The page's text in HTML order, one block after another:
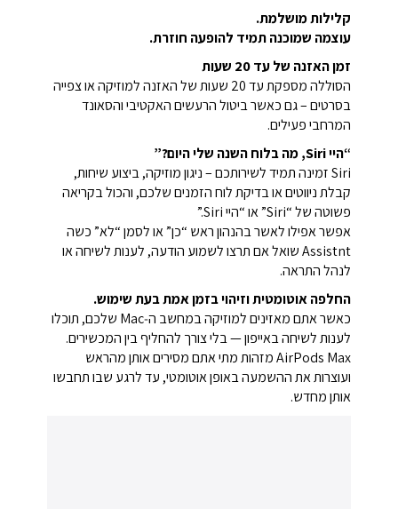
קלילות מושלמת.
עוצמה שמוכנה תמיד להופעה חוזרת.
זמן האזנה של עד 20 שעות
הסוללה מספקת עד 20 שעות של האזנה למוזיקה או צפייה
בסרטים – גם כאשר ביטול הרעשים האקטיבי והסאונד
המרחבי פעילים.
“היי Siri, מה בלוח השנה שלי היום?”
Siri זמינה תמיד לשירותכם – ניגון מוזיקה, ביצוע שיחות,
קבלת ניווטים או בדיקת לוח הזמנים שלכם, והכול בקריאה
פשוטה של “Siri” או “היי Siri.”
אפשר אפילו לאשר בהנהון ראש “כן” או לסמן “לא” כשה
Assistnt שואל אם תרצו לשמוע הודעה, לענות לשיחה או
לנהל התראה.
החלפה אוטומטית וזיהוי בזמן אמת בעת שימוש.
כאשר אתם מאזינים למוזיקה במחשב ה‑Mac שלכם, תוכלו
לענות לשיחה באייפון — בלי צורך להחליף בין המכשירים.
AirPods Max מזהות מתי אתם מסירים אותן מהראש
ועוצרות את ההשמעה באופן אוטומטי, עד לרגע שבו תחבשו
אותן מחדש.